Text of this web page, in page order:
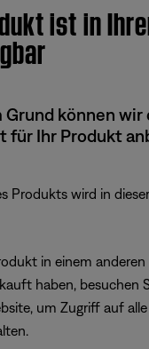
ist in
Grund können
für Ihr Produkt
Produkts wird in
in einem
haben, besuchen
um Zugriff auf